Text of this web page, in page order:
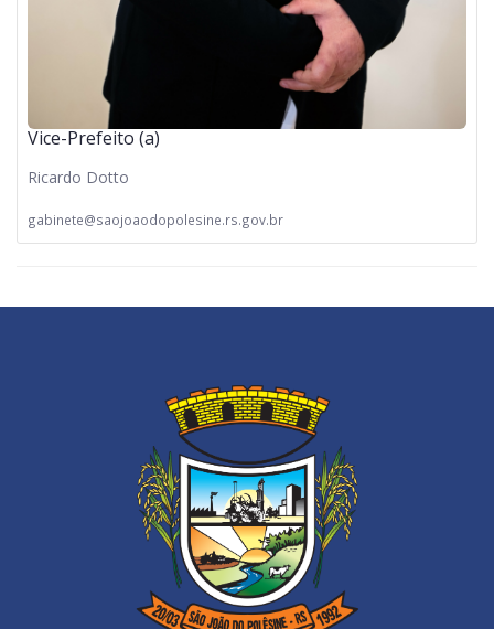
Vice-Prefeito (a)
Ricardo Dotto
gabinete@saojoaodopolesine.rs.gov.br